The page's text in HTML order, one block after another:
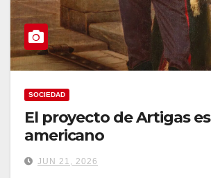
SOCIEDAD
El proyecto de Artigas es
americano
JUN 21, 2026